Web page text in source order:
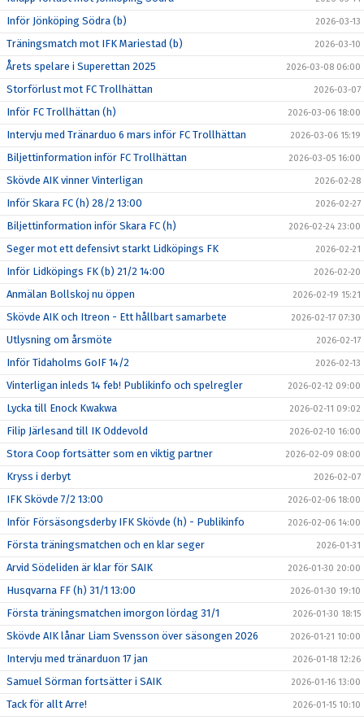
Inför Jönköping Södra (b) 2026-03-13
Träningsmatch mot IFK Mariestad (b) 2026-03-10
Årets spelare i Superettan 2025 2026-03-08 06:00
Storförlust mot FC Trollhättan 2026-03-07
Inför FC Trollhättan (h) 2026-03-06 18:00
Intervju med Tränarduo 6 mars inför FC Trollhättan 2026-03-06 15:19
Biljettinformation inför FC Trollhättan 2026-03-05 16:00
Skövde AIK vinner Vinterligan 2026-02-28
Inför Skara FC (h) 28/2 13:00 2026-02-27
Biljettinformation inför Skara FC (h) 2026-02-24 23:00
Seger mot ett defensivt starkt Lidköpings FK 2026-02-21
Inför Lidköpings FK (b) 21/2 14:00 2026-02-20
Anmälan Bollskoj nu öppen 2026-02-19 15:21
Skövde AIK och Itreon - Ett hållbart samarbete 2026-02-17 07:30
Utlysning om årsmöte 2026-02-17
Inför Tidaholms GoIF 14/2 2026-02-13
Vinterligan inleds 14 feb! Publikinfo och spelregler 2026-02-12 09:00
Lycka till Enock Kwakwa 2026-02-11 09:02
Filip Järlesand till IK Oddevold 2026-02-10 16:00
Stora Coop fortsätter som en viktig partner 2026-02-09 08:00
Kryss i derbyt 2026-02-07
IFK Skövde 7/2 13:00 2026-02-06 18:00
Inför Försäsongsderby IFK Skövde (h) - Publikinfo 2026-02-06 14:00
Första träningsmatchen och en klar seger 2026-01-31
Arvid Södeliden är klar för SAIK 2026-01-30 20:00
Husqvarna FF (h) 31/1 13:00 2026-01-30 19:10
Första träningsmatchen imorgon lördag 31/1 2026-01-30 18:15
Skövde AIK lånar Liam Svensson över säsongen 2026 2026-01-21 10:00
Intervju med tränarduon 17 jan 2026-01-18 12:26
Samuel Sörman fortsätter i SAIK 2026-01-16 13:00
Tack för allt Arre! 2026-01-15 10:10